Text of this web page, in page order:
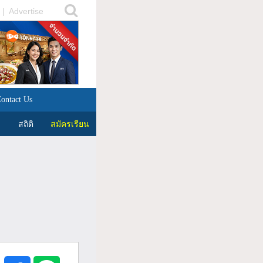
| Advertise
Us
สถิติ สมัครเรียน